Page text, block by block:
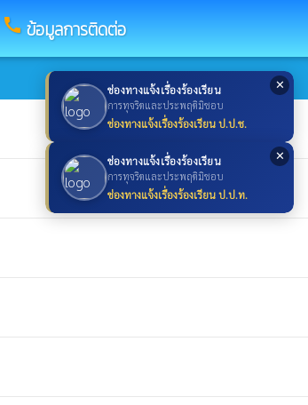
✕
ช่องทางแจ้งเรื่องร้องเรียน
การทุจริตและประพฤติมิชอบ
ช่องทางแจ้งเรื่องร้องเรียน ป.ป.ช.
✕
ช่องทางแจ้งเรื่องร้องเรียน
การทุจริตและประพฤติมิชอบ
ช่องทางแจ้งเรื่องร้องเรียน ป.ป.ท.
call ข้อมูลการติดต่อ